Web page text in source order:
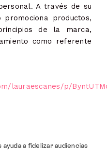
A través de su
productos,
de la marca,
como referente
lauraescanes/p/
a fidelizar audiencias